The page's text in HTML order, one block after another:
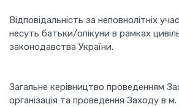
Відповідальність за неповнолітніх
несуть батьки/опікуни в рамках
законодавства України.
Загальне керівництво проведенням
організація та проведення Заходу в м.